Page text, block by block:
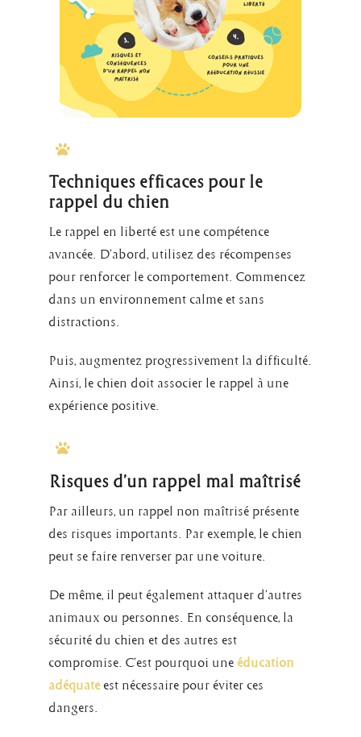
Techniques efficaces pour le
rappel du chien
Le rappel en liberté est une compétence
avancée. D’abord, utilisez des récompenses
pour renforcer le comportement. Commencez
dans un environnement calme et sans
distractions.
Puis, augmentez progressivement la difficulté.
Ainsi, le chien doit associer le rappel à une
expérience positive.
Risques d’un rappel mal maîtrisé
Par ailleurs, un rappel non maîtrisé présente
des risques importants. Par exemple, le chien
peut se faire renverser par une voiture.
De même, il peut également attaquer d’autres
animaux ou personnes. En conséquence, la
sécurité du chien et des autres est
compromise. C’est pourquoi une éducation
adéquateest nécessaire pour éviter ces
dangers.